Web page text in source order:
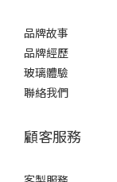
品牌故事
品牌經歷
玻璃體驗
聯絡我們
顧客服務